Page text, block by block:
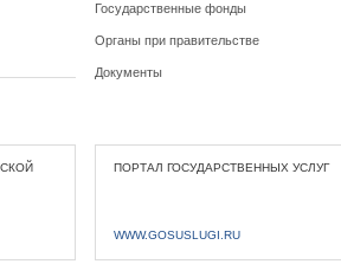
Государственные фонды
Органы при правительстве
Документы
ПОРТАЛ ГОСУДАРСТВЕННЫХ УСЛУГ
WWW.GOSUSLUGI.RU